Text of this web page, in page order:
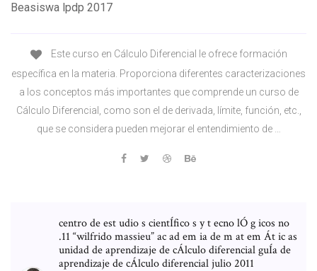
Beasiswa lpdp 2017
Este curso en Cálculo Diferencial le ofrece formación
específica en la materia. Proporciona diferentes caracterizaciones
a los conceptos más importantes que comprende un curso de
Cálculo Diferencial, como son el de derivada, límite, función, etc.,
que se considera pueden mejorar el entendimiento de …
centro de est udio s cientÍfico s y t ecno lÓ g icos no
.11 “wilfrido massieu” ac ad em ia de m at em Át ic as
unidad de aprendizaje de cÁlculo diferencial guÍa de
aprendizaje de cÁlculo diferencial julio 2011